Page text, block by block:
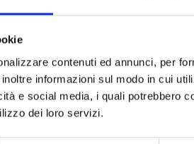
contenuti ed annunci, per
informazioni sul modo in cui
e social media, i quali potrebbero
dei loro servizi.